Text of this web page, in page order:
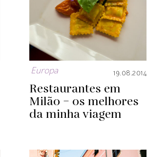
Europa 19.08.2014
Restaurantes em
Milão – os melhores
da minha viagem